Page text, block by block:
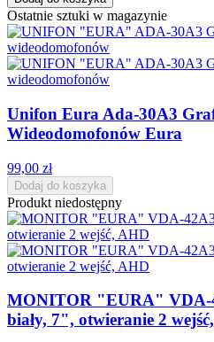
Ostatnie sztuki w magazynie
Unifon Eura Ada-30A3
Wideodomofonów Eura
99,00 zł
Dodaj do koszyka
Produkt niedostępny
MONITOR "EURA"
biały, 7", otwieranie 2